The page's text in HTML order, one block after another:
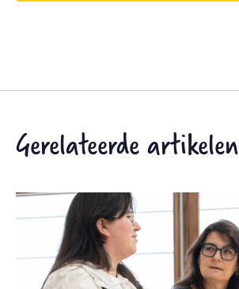
Gerelateerde artikelen